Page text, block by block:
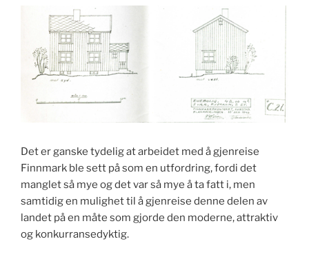
Det er ganske tydelig at arbeidet med å gjenreise
Finnmark ble sett på som en utfordring, fordi det
manglet så mye og det var så mye å ta fatt i, men
samtidig en mulighet til å gjenreise denne delen av
landet på en måte som gjorde den moderne, attraktiv
og konkurransedyktig.